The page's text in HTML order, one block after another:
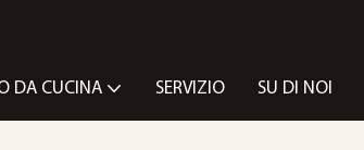
DA CUCINA SERVIZIO SU DI NOI